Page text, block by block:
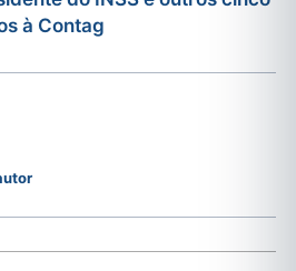
à Contag